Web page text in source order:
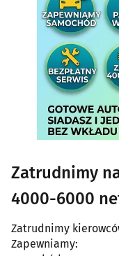
Zatrudnimy na
4000-6000
Zatrudnimy
Zapewniamy: